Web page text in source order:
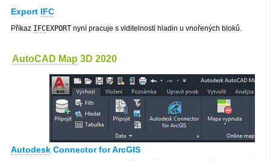
Export IFC
Příkaz IFCEXPORT nyní pracuje s viditelností hladin u vnořených bloků.
AutoCAD Map 3D 2020
Autodesk Connector for ArcGIS